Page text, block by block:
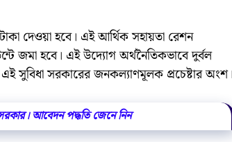
দেওয়া হবে। এই আর্থিক সহায়তা রেশন
জমা হবে। এই উদ্যোগ অর্থনৈতিকভাবে দুর্বল
সুবিধা সরকারের জনকল্যাণমূলক প্রচেষ্টার
সরকার। আবেদন পদ্ধতি জেনে নিন